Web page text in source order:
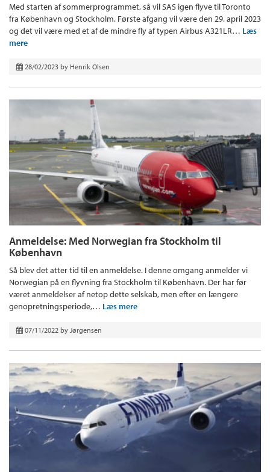
Med starten af sommerprogrammet, så vil SAS igen flyve til Toronto
fra København og Stockholm. Første afgang vil være den 29. april 2023
og det vil være med et af de mindre fly af typen Airbus A321LR… Læs
mere
28/02/2023 by Henrik Olsen
Anmeldelse: Med Norwegian fra Stockholm til
København
Så blev det atter tid til en anmeldelse. I denne omgang anmelder vi
Norwegian på en flyvning fra Stockholm til København. Der har før
været anmeldelser af netop dette selskab, men efter en længere
genopretningsperiode,… Læs mere
07/11/2022 by Jørgensen